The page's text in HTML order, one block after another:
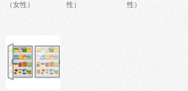
（女性）
性）
性）